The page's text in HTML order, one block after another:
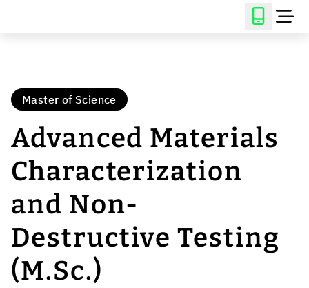
Master of Science
Advanced Materials
Characterization
and Non-
Destructive Testing
(M.Sc.)